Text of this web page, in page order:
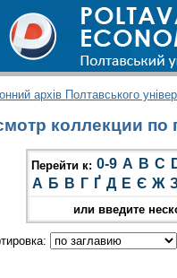
архів Полтавського
коллекции по
Перейти к: 0-9 A B C
А Б В Г Ґ Д Е Є Ж
или введите